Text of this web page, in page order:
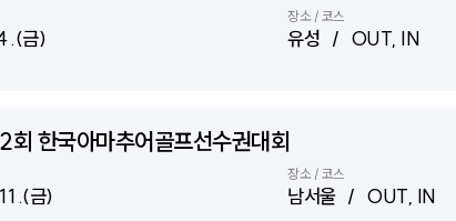
.(금)
장소 / 코스
유성 / OUT, IN
회 한국아마추어골프선수권대회
.(금)
장소 / 코스
남서울 / OUT, IN